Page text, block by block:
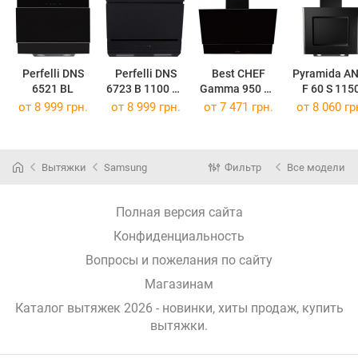
Perfelli DNS
6521 BL
Perfelli DNS
6723 B 1100 BL
LED Strip
Best CHEF
Gamma 950 BL
60
Pyramida
F 60 S
XGBL
от 8 999 грн. от 8 999 грн. от 7 471 грн. от 8 060
Вытяжки Samsung Фильтр Все модели
Полная версия сайта
Конфиденциальность
Вопросы и пожелания по сайту
Магазинам
Каталог вытяжек 2026 - новинки, хиты продаж, купить
вытяжки.